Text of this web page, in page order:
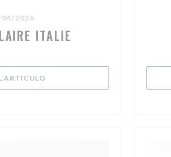
04/2026
ITALIE
ARTICULO((ABRE EN UNA NUEVA